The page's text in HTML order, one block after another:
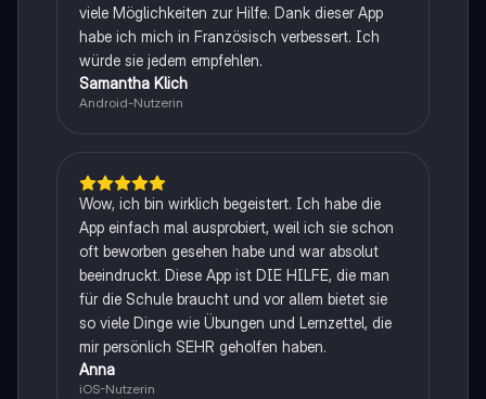
viele Möglichkeiten zur Hilfe. Dank dieser App
habe ich mich in Französisch verbessert. Ich
würde sie jedem empfehlen.
Samantha Klich
Android-Nutzerin
Wow, ich bin wirklich begeistert. Ich habe die
App einfach mal ausprobiert, weil ich sie schon
oft beworben gesehen habe und war absolut
beeindruckt. Diese App ist DIE HILFE, die man
für die Schule braucht und vor allem bietet sie
so viele Dinge wie Übungen und Lernzettel, die
mir persönlich SEHR geholfen haben.
Anna
iOS-Nutzerin